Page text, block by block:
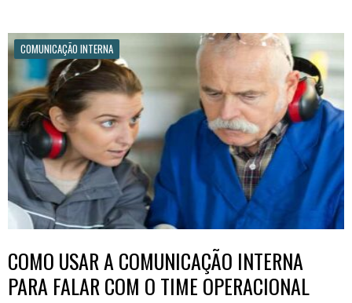
COMUNICAÇÃO INTERNA
COMO USAR A COMUNICAÇÃO INTERNA
PARA FALAR COM O TIME OPERACIONAL